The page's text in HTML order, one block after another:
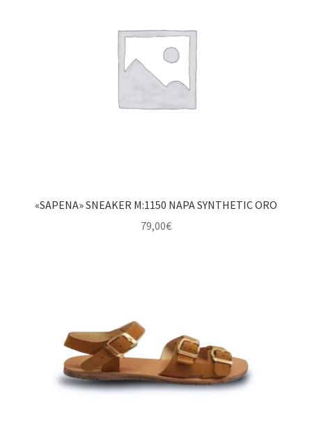
«SAPENA» SNEAKER M:1150 NAPA SYNTHETIC ORO
79,00€